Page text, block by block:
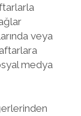
veya
medya